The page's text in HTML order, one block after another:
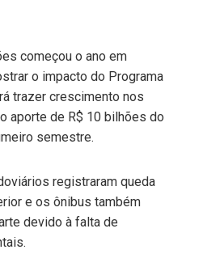
começou o ano em
o impacto do Programa
trazer crescimento nos
aporte de R$ 10 bilhões do
semestre.
registraram queda
e os ônibus também
devido à falta de